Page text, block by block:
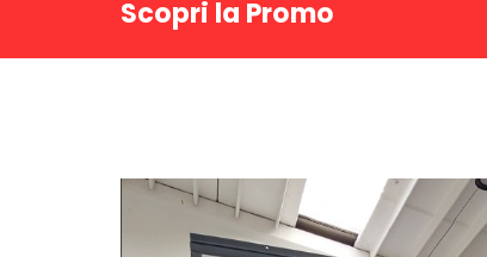
Scopri la Promo